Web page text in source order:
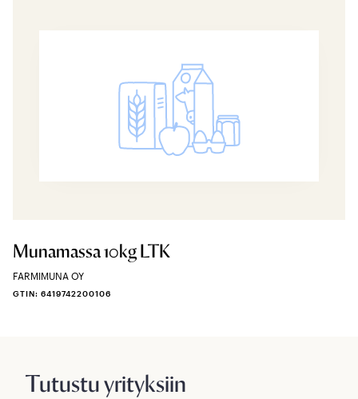
Munamassa 10kg LTK
FARMIMUNA OY
GTIN: 6419742200106
Tutustu yrityksiin